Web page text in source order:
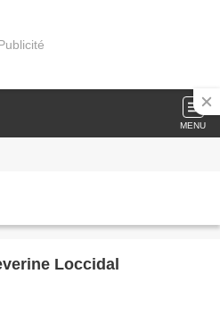
MENU
Loccidal